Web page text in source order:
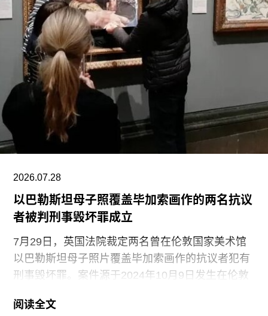
福蒂于1935年3月25日出生于意大利佛罗伦萨的一
个犹太家庭。三年后，当法西斯领导人贝尼托·墨索
里尼（Benito Mussolini）开始剥夺意大利犹太人的
公民身份时，福蒂全家逃往美国，最终定居洛杉
矶。她曾进入俄勒冈州波特兰的里德学院（Reed
College）就读，但中途退学，并与当时的伴侣、观
念艺术家罗伯特·莫里斯（Robert Morris）搬到旧金
山。在那里，她先后于哈尔普林-拉思罗普学校
（Halprin-Lathrop School）和马林舞蹈工作室
（Dance Workshop of
2026.07.28
以巴勒斯坦母子照覆盖毕加索画作的两名抗议
者被判刑事毁坏罪成立
7月29日，英国法院裁定两名曾在伦敦国家美术馆
以巴勒斯坦母子照片覆盖毕加索画作的抗议者犯有
刑事毁坏罪。案件源于2024年10月9日发生在伦敦
23岁的国家卫生服务工作者贾伊·哈莱（Jai Halai）
阅读全文